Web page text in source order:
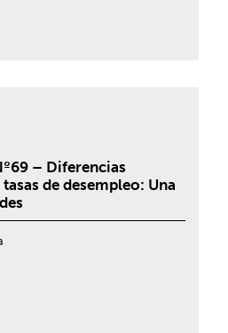
– Diferencias
de desempleo: Una